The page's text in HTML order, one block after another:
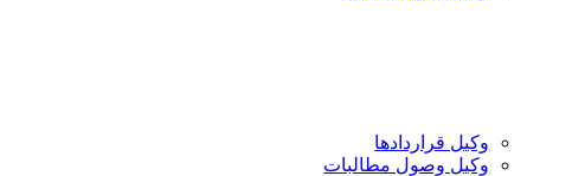
وکیل قراردادها
وکیل وصول مطالبات